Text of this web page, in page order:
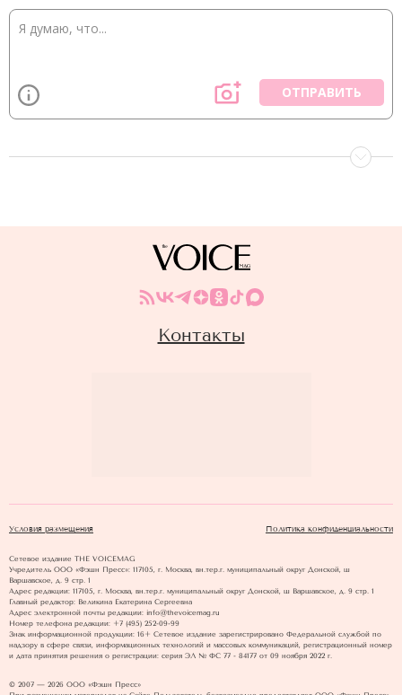
ОТПРАВИТЬ
Контакты
Условия размещения Политика конфиденциальности
Сетевое издание THE VOICEMAG
Учредитель ООО «Фэшн Пресс»: 117105, г. Москва, вн.тер.г. муниципальный округ Донской, ш
Варшавское, д. 9 стр. 1
Адрес редакции: 117105, г. Москва, вн.тер.г. муниципальный округ Донской, ш Варшавское, д. 9 стр. 1
Главный редактор: Великина Екатерина Сергеевна
Адрес электронной почты редакции: info@thevoicemag.ru
Номер телефона редакции: +7 (495) 252-09-99
Знак информационной продукции: 16+ Cетевое издание зарегистрировано Федеральной службой по
надзору в сфере связи, информационных технологий и массовых коммуникаций, регистрационный номер
и дата принятия решения о регистрации: серия ЭЛ № ФС 77 - 84177 от 09 ноября 2022 г.
© 2007 — 2026 ООО «Фэшн Пресс»